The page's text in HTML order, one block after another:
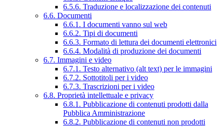
6.5.6. Traduzione e localizzazione dei contenuti
6.6. Documenti
6.6.1. I documenti vanno sul web
6.6.2. Tipi di documenti
6.6.3. Formato di lettura dei documenti elettronici
6.6.4. Modalità di produzione dei documenti
6.7. Immagini e video
6.7.1. Testo alternativo (alt text) per le immagini
6.7.2. Sottotitoli per i video
6.7.3. Trascrizioni per i video
6.8. Proprietà intellettuale e privacy
6.8.1. Pubblicazione di contenuti prodotti dalla
Pubblica Amministrazione
6.8.2. Pubblicazione di contenuti non prodotti